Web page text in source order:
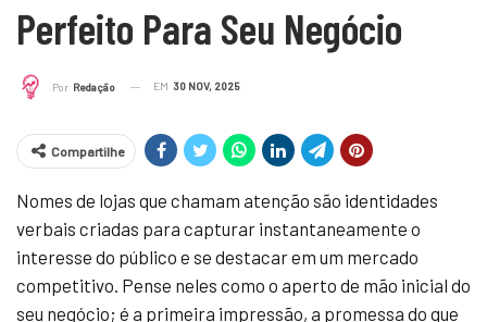
Perfeito Para Seu Negócio
Por Redação EM 30 NOV, 2025
Compartilhe
Nomes de lojas que chamam atenção são identidades
verbais criadas para capturar instantaneamente o
interesse do público e se destacar em um mercado
competitivo. Pense neles como o aperto de mão inicial do
seu negócio; é a primeira impressão, a promessa do que